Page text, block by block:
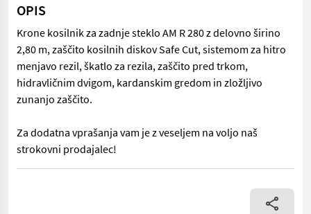
OPIS
Krone kosilnik za zadnje steklo AM R 280 z delovno širino
2,80 m, zaščito kosilnih diskov Safe Cut, sistemom za hitro
menjavo rezil, škatlo za rezila, zaščito pred trkom,
hidravličnim dvigom, kardanskim gredom in zložljivo
zunanjo zaščito.
Za dodatna vprašanja vam je z veseljem na voljo naš
strokovni prodajalec!
Krone kosilnik za zadnje steklo AM R 280 z delovno širino